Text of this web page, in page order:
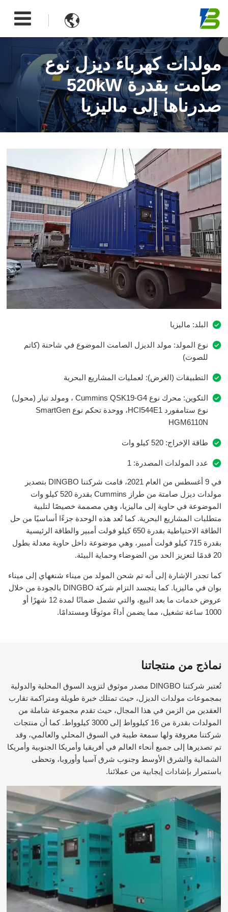

مولدات كهرباء ديزل نوع
صامت بقدرة 520kW
صدرناها إلى ماليزيا
البلد: ماليزيا
نوع المولد: مولد الديزل الصامت الموضوع في شاحنة (كاتم
للصوت)
التطبيقات (الغرض): لعمليات المشاريع البحرية
التكوين: محرك نوع Cummins QSK19-G4 ، ومولد تيار (محول)
نوع ستامفورد HCI544E1، ووحدة تحكم نوع SmartGen
HGM6110N
طاقة الإخراج: 520 كيلو وات
عدد المولدات المصدرة: 1
في 9 أغسطس من العام 2021، قامت شركتنا DINGBO بتصدير
مولدات ديزل صامتة من طراز Cummins بقدرة 520 كيلو وات
الموضوعة في حاوية إلى ماليزيا، وهي مصممة خصيصًا لتلبية
متطلبات المشاريع البحرية. كما تُعد هذه الوحدة جزءًا أساسيًا من حل
الطاقة الاحتياطية بقدرة 650 كيلو فولت أمبير والطاقة الرئيسية
بقدرة 715 كيلو فولت أمبير، وهي موضوعة داخل حاوية معدلة بطول
20 قدمًا لتعزيز الحد من الضوضاء وحماية البيئة.
كما تجدر الإشارة إلى أنه تم شحن المولد من ميناء شنغهاي إلى ميناء
بوان في ماليزيا. كما يتجسد التزام شركة DINGBO بالجودة من خلال
عروض خدمات ما بعد البيع، والتي تشمل ضمانًا لمدة 12 شهرًا أو
1000 ساعة تشغيل، مما يضمن أداءً موثوقًا ومستدامًا.
نماذج من منتجاتنا
تُعتبر شركتنا DINGBO مصدر موثوق لتزويد السوق المحلية والدولية
بمجموعات مولدات الديزل، حيث تمتلك خبرة طويلة ومتراكمة تقارب
العقدين من الزمن في هذا المجال، حيث تقدم مجموعة شاملة من
المولدات بقدرة من 16 كيلوواط إلى 3000 كيلوواط. كما أن منتجات
شركتنا معروفة ولها سمعة طيبة في السوق المحلي والعالمي، وقد
تم تصديرها إلى جميع أنحاء العالم في أفريقيا وأمريكا الجنوبية وأمريكا
الشمالية والشرق الأوسط وجنوب شرق آسيا وأوروبا، وتحظى
باستمرار بإشادات إيجابية من عملائنا.